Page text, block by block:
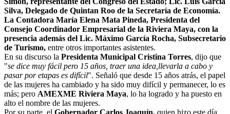
Silva, Delegado de Quintan Roo de la Secretaría de Economía.
La Contadora María Elena Mata Pineda, Presidenta del
Consejo Coordinador Empresarial de la Riviera Maya, con la
presencia además del Lic. Máximo García Rocha, Subsecretario
de Turismo, entre otros importantes asistentes.
En su discurso la Presidenta Municipal Cristina Torres, dijo que
"se dice muy fácil pero 15 años, traer una idea,llevarla a cabo y
pasar por etapas es difícil". Señaló que desde 15 años atrás, el papel
de las mujeres ha cambiado y ha sido muy difícil y permanecer, lo es
más; pero AMEXME Riviera Maya, lo ha logrado y ha puesto en
alto el nombre de las mujeres.
Por su parte, el Gobernador Carlos Joaquín, quien hizo este día